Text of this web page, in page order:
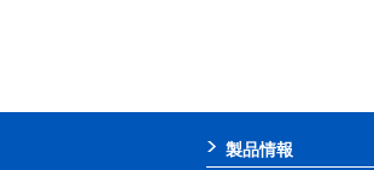
製品情報